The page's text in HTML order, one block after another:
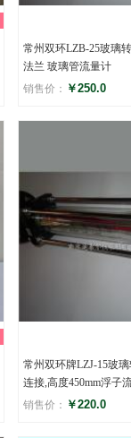
常州双环LZB-25玻璃
法兰 玻璃管流量计
销售价： ￥250.0
评分
常州双环牌LZJ-15玻
连接,高度450mm浮子
销售价： ￥220.0